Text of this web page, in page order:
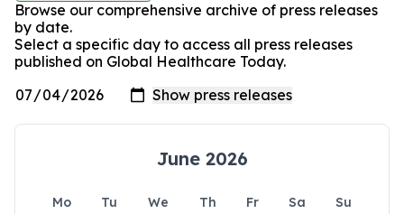
Browse our comprehensive archive of press releases
by date.
Select a specific day to access all press releases
published on Global Healthcare Today.
June 2026
Mo Tu We Th Fr Sa
Su